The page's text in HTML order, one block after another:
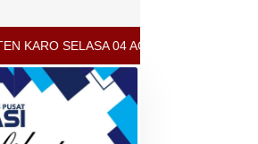
AGUSTUS 2026 - ARCIS BERASTAGI